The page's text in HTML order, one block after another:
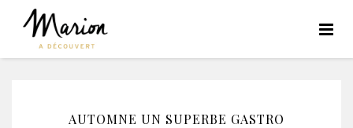
AUTOMNE UN SUPERBE GASTRO